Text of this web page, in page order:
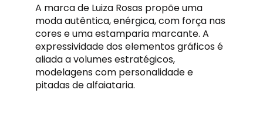
A marca de Luiza Rosas propõe uma
moda autêntica, enérgica, com força nas
cores e uma estamparia marcante. A
expressividade dos elementos gráficos é
aliada a volumes estratégicos,
modelagens com personalidade e
pitadas de alfaiataria.